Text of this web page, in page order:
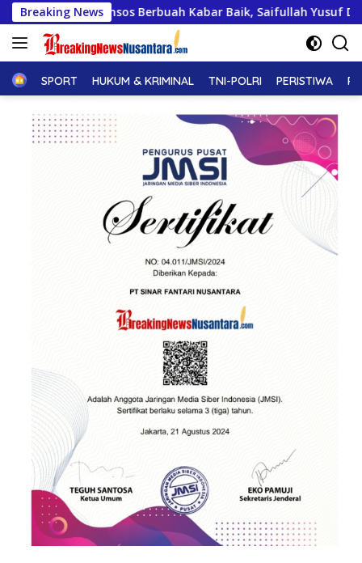
Langsung
ke
konten
Breaking News
Berbuah Kabar Baik, Saifullah Yusuf Dijadwalkan Buka
HomeSPORT HUKUM & KRIMINAL TNI-POLRI PERISTIWA